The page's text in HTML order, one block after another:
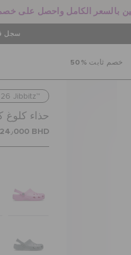
سجل
خصم ثابت %50
Jibbitz™
حذاء كلوغ
24٫000 BHD